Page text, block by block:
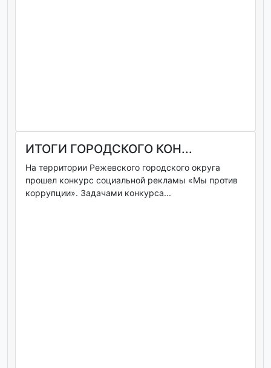
ИТОГИ ГОРОДСКОГО КОН...
На территории Режевского городского округа
прошел конкурс социальной рекламы «Мы против
коррупции». Задачами конкурса...